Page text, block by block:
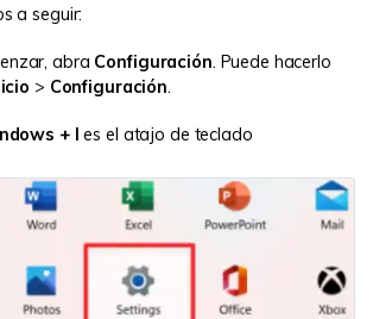
a seguir:
abra Configuración. Puede hacerlo
> Configuración.
+ I es el atajo de teclado